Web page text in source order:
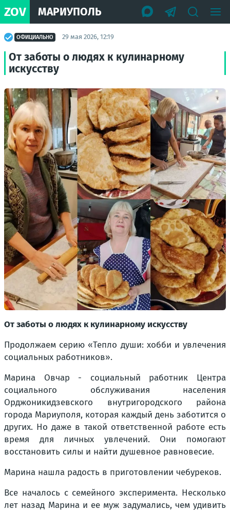
ZOV МАРИУПОЛЬ
ОФИЦИАЛЬНО 29 мая 2026, 12:19
От заботы о людях к кулинарному
искусству
От заботы о людях к кулинарному искусству
Продолжаем серию «Тепло души: хобби и увлечения
социальных работников».
Марина Овчар - социальный работник Центра
социального обслуживания населения
Орджоникидзевского внутригородского района
города Мариуполя, которая каждый день заботится о
других. Но даже в такой ответственной работе есть
время для личных увлечений. Они помогают
восстановить силы и найти душевное равновесие.
Марина нашла радость в приготовлении чебуреков.
Все началось с семейного эксперимента. Несколько
лет назад Марина и ее муж задумались, чем удивить